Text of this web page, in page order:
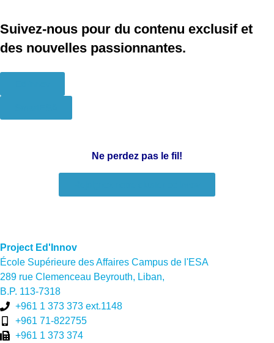
Suivez-nous pour du contenu exclusif et
des nouvelles passionnantes.
Ne perdez pas le fil!
Project Ed'Innov
École Supérieure des Affaires Campus de l'ESA
289 rue Clemenceau Beyrouth, Liban,
B.P. 113-7318
+961 1 373 373 ext.1148
+961 71-822755
+961 1 373 374